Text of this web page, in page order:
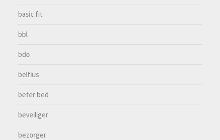
basic fit
bbl
bdo
belfius
beter bed
beveiliger
bezorger